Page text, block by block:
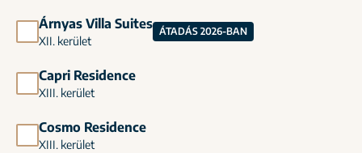
Árnyas Villa Suites
XII. kerület
ÁTADÁS 2026-BAN
Capri Residence
XIII. kerület
Cosmo Residence
XIII. kerület